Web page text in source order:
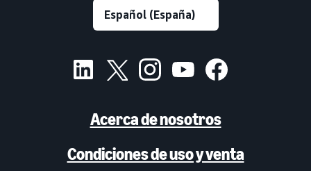
Acerca de nosotros
Condiciones de uso y venta